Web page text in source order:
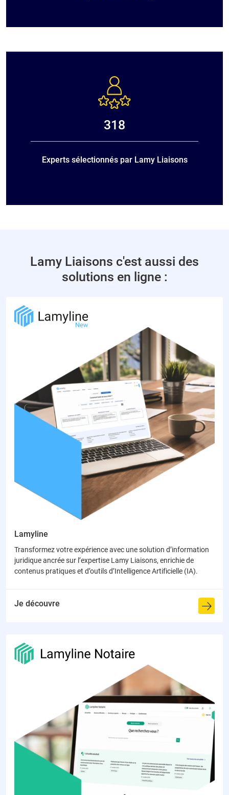
318
Experts sélectionnés par Lamy Liaisons
Lamy Liaisons c'est aussi des
solutions en ligne :
Lamyline
Transformez votre expérience avec une solution d’information
juridique ancrée sur l’expertise Lamy Liaisons, enrichie de
contenus pratiques et d’outils d’Intelligence Artificielle (IA).
Je découvre